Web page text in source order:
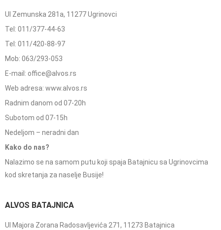
Ul Zemunska 281a, 11277 Ugrinovci
Tel: 011/377-44-63
Tel: 011/420-88-97
Mob: 063/293-053
E-mail: office@alvos.rs
Web adresa: www.alvos.rs
Radnim danom od 07-20h
Subotom od 07-15h
Nedeljom – neradni dan
Kako do nas?
Nalazimo se na samom putu koji spaja Batajnicu sa Ugrinovcima
kod skretanja za naselje Busije!
ALVOS BATAJNICA
Ul Majora Zorana Radosavljevića 271, 11273 Batajnica